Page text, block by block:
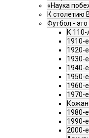
«Наука
К столетию
Футбол -
К
1910-
1920-
1930-
1940-
1950-
1960-
1970-
1980-
1990-
2000-